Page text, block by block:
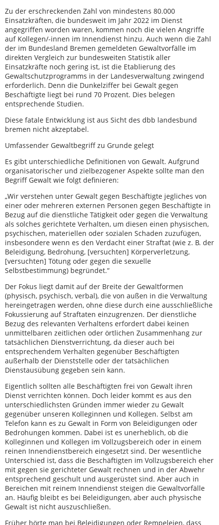
Zu der erschreckenden Zahl von mindestens 80.000
Einsatzkräften, die bundesweit im Jahr 2022 im Dienst
angegriffen worden waren, kommen noch die vielen Angriffe
auf Kollegen/-innen im Innendienst hinzu. Auch wenn die Zahl
der im Bundesland Bremen gemeldeten Gewaltvorfälle im
direkten Vergleich zur bundesweiten Statistik aller
Einsatzkräfte noch gering ist, ist die Etablierung des
Gewaltschutzprogramms in der Landesverwaltung zwingend
erforderlich. Denn die Dunkelziffer bei Gewalt gegen
Beschäftigte liegt bei rund 70 Prozent. Dies belegen
entsprechende Studien.
Diese fatale Entwicklung ist aus Sicht des dbb landesbund
bremen nicht akzeptabel.
Umfassender Gewaltbegriff zu Grunde gelegt
Es gibt unterschiedliche Definitionen von Gewalt. Aufgrund
organisatorischer und zielbezogener Aspekte sollte man den
Begriff Gewalt wie folgt definieren:
„Wir verstehen unter Gewalt gegen Beschäftigte jegliches von
einer oder mehreren externen Personen gegen Beschäftigte in
Bezug auf die dienstliche Tätigkeit oder gegen die Verwaltung
als solches gerichtete Verhalten, um diesen einen physischen,
psychischen, materiellen oder sozialen Schaden zuzufügen,
insbesondere wenn es den Verdacht einer Straftat (wie z. B. der
Beleidigung, Bedrohung, [versuchten] Körperverletzung,
[versuchten] Tötung oder gegen die sexuelle
Selbstbestimmung) begründet.“
Der Fokus liegt damit auf der Breite der Gewaltformen
(physisch, psychisch, verbal), die von außen in die Verwaltung
hereingetragen werden, ohne diese durch eine ausschließliche
Fokussierung auf Straftaten einzugrenzen. Der dienstliche
Bezug des relevanten Verhaltens erfordert dabei keinen
unmittelbaren zeitlichen oder örtlichen Zusammenhang zur
tatsächlichen Dienstverrichtung, da dieser auch bei
entsprechendem Verhalten gegenüber Beschäftigten
außerhalb der Dienststelle oder der tatsächlichen
Dienstausübung gegeben sein kann.
Eigentlich sollten alle Beschäftigten frei von Gewalt ihren
Dienst verrichten können. Doch leider kommt es aus den
unterschiedlichsten Gründen immer wieder zu Gewalt
gegenüber unseren Kolleginnen und Kollegen. Selbst am
Telefon kann es zu Gewalt in Form von Beleidigungen oder
Bedrohungen kommen. Dabei ist es unerheblich, ob die
Kolleginnen und Kollegen im Vollzugsbereich oder in einem
reinen Innendienstbereich eingesetzt sind. Der wesentliche
Unterschied ist, dass die Beschäftigten im Vollzugsbereich eher
mit gegen sie gerichteter Gewalt rechnen und in der Abwehr
entsprechend geschult und ausgerüstet sind. Aber auch in
Bereichen mit reinem Innendienst steigen die Gewaltvorfälle
an. Häufig bleibt es bei Beleidigungen, aber auch physische
Gewalt ist nicht auszuschließen.
Früher hörte man bei Beleidigungen oder Rempeleien, dass